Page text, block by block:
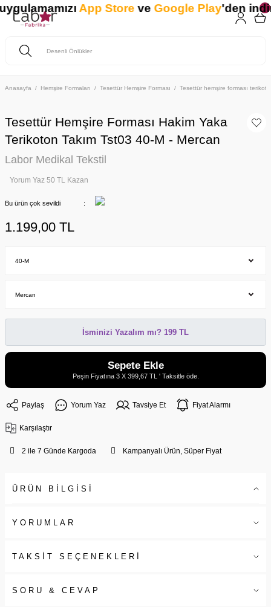
Anasayfa Hemşire Formaları Tesettür Hemşire Forması Tesettür hemşire forması
Tesettür Hemşire Forması Hakim Yaka
Terikoton Takım Tst03 40-M - Mercan
Labor Medikal Tekstil
Yorum Yaz 50 TL Kazan
Bu ürün çok sevildi
1.199,00 TL
İsminizi Yazalım mı? 199 TL
Sepete Ekle
Peşin Fiyatına 3 X 399,67 TL ' Taksitle öde.
Paylaş Yorum Yaz Tavsiye Et Fiyat Alarmı
Karşılaştır
2 ile 7 Günde Kargoda Kampanyalı Ürün, Süper Fiyat
ÜRÜN BİLGİSİ
YORUMLAR
TAKSİT SEÇENEKLERİ
SORU & CEVAP
App StoreveGoogle Play'den